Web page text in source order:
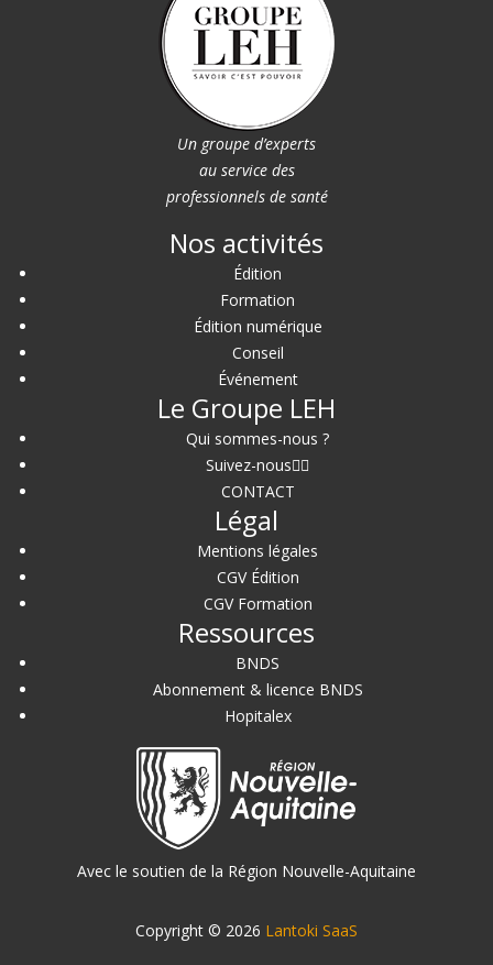
Un groupe d’experts
au service des
professionnels de santé
Nos activités
Édition
Formation
Édition numérique
Conseil
Événement
Le Groupe LEH
Qui sommes-nous ?
Suivez-nous
CONTACT
Légal
Mentions légales
CGV Édition
CGV Formation
Ressources
BNDS
Abonnement & licence BNDS
Hopitalex
Avec le soutien de la Région Nouvelle-Aquitaine
Copyright © 2026 Lantoki SaaS